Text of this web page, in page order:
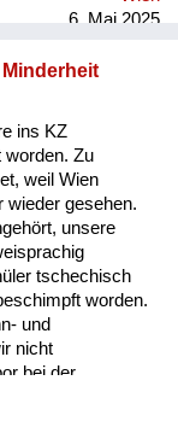
6. Mai 2025
ins KZ
worden. Zu
weil Wien
wieder gesehen.
unsere
tschechisch
worden.
und
nicht
bei der